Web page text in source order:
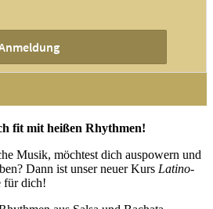
fit mit heißen Rhythmen!
Musik, möchtest dich auspowern und
Dann ist unser neuer Kurs Latino-
für dich!